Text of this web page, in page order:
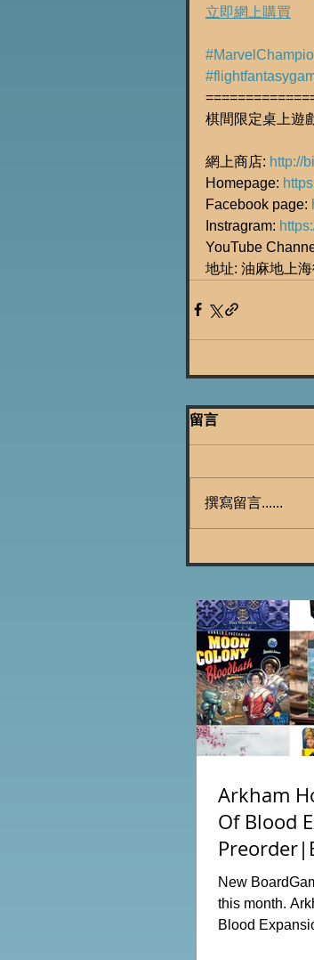
立即網上購買
棋間限定桌上遊
網上商店: http://
Homepage:
Facebook page:
Instragram:
YouTube
地址: 油麻地上
留言
撰寫留言......
Arkham
Of Blood
Order
New
this month.
Blood